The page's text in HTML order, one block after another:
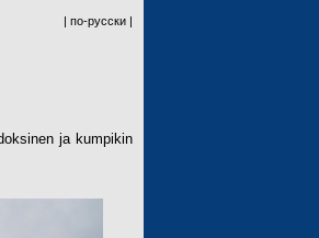
| по-русски |
ja kumpikin